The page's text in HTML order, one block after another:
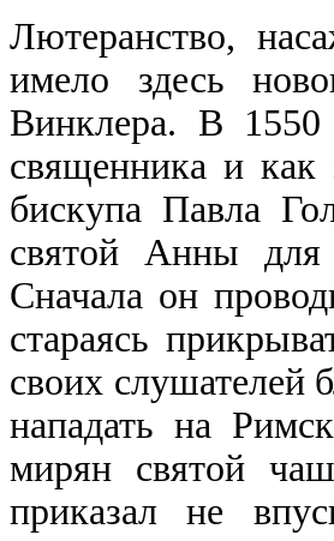
Лютеранство,
имело здесь
Винклера. В
священника и
бискупа Павла
святой Анны
Сначала он
стараясь
своих слушателей
нападать на
мирян святой
приказал не